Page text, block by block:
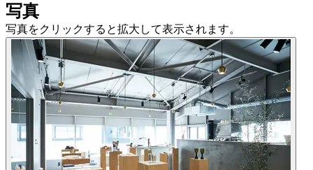
写真
写真をクリックすると拡大して表示されます。